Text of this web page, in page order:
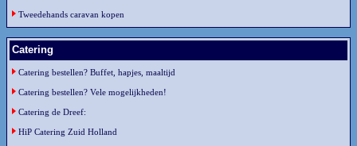
Tweedehands caravan kopen
Catering
Catering bestellen? Buffet, hapjes, maaltijd
Catering bestellen? Vele mogelijkheden!
Catering de Dreef:
HiP Catering Zuid Holland